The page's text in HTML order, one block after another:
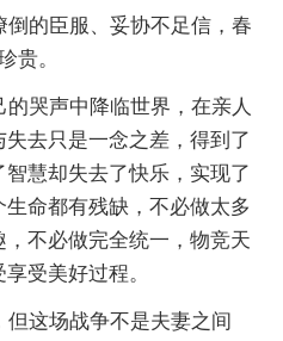
的臣服、妥协不足信，春
贵。
哭声中降临世界，在亲人
去只是一念之差，得到了
慧却失去了快乐，实现了
命都有残缺，不必做太多
不必做完全统一，物竞天
受美好过程。
这场战争不是夫妻之间